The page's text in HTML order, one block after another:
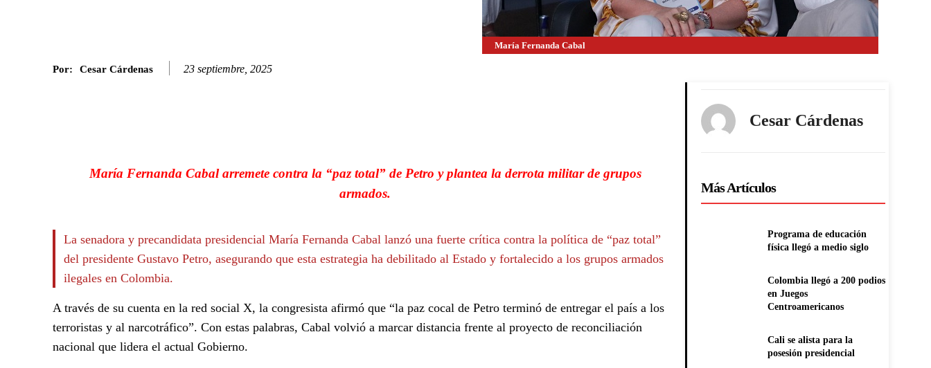
María Fernanda Cabal
Por: Cesar Cárdenas 23 septiembre, 2025
María Fernanda Cabal arremete contra la “paz total” de Petro y plantea la derrota militar de grupos
armados.
La senadora y precandidata presidencial María Fernanda Cabal lanzó una fuerte crítica contra la política de “paz total”
del presidente Gustavo Petro, asegurando que esta estrategia ha debilitado al Estado y fortalecido a los grupos armados
ilegales en Colombia.
A través de su cuenta en la red social X, la congresista afirmó que “la paz cocal de Petro terminó de entregar el país a los
terroristas y al narcotráfico”. Con estas palabras, Cabal volvió a marcar distancia frente al proyecto de reconciliación
nacional que lidera el actual Gobierno.
Cesar Cárdenas
Más Artículos
Programa de educación
física llegó a medio siglo
Colombia llegó a 200 podios
en Juegos
Centroamericanos
Cali se alista para la
posesión presidencial